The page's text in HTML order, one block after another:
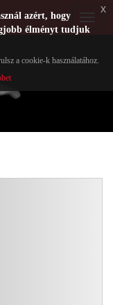
azért, hogy
élményt tudjuk
a cookie-k használatához.
x